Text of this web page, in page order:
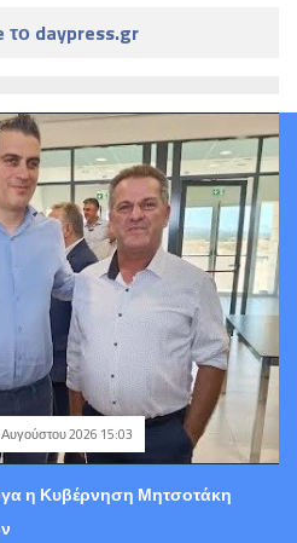
το daypress.gr
2026 15:03
η Κυβέρνηση Μητσοτάκη